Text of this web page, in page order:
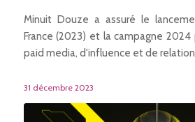
Minuit Douze a assuré le
France (2023) et la campagne
paid media, d'influence et de
31 décembre 2023